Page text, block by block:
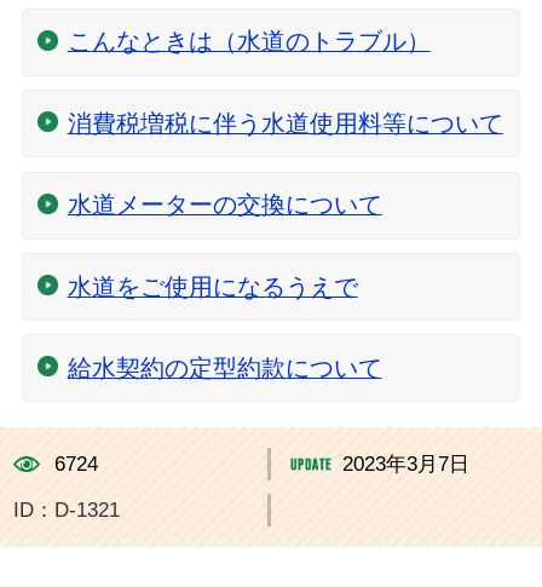
こんなときは（水道のトラブル）
消費税増税に伴う水道使用料等について
水道メーターの交換について
水道をご使用になるうえで
給水契約の定型約款について
6724 2023年3月7日
ID：D-1321